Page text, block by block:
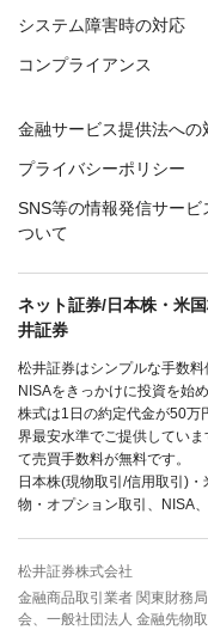
システム障害時の対応
コンプライアンス
金融サービス提供法への
プライバシーポリシー
SNS等の情報発信サービ
ついて
ネット証券/日本株・米
井証券
松井証券はシンプルな手数
NISAをきっかけに投資を始
株式は1日の約定代金が50万
界最安水準でご提供してい
て売買手数料が無料です。
日本株(現物取引/信用取引)
物・オプション取引、NISA
松井証券株式会社
金融商品取引業者 関東財務
会、一般社団法人 金融先物